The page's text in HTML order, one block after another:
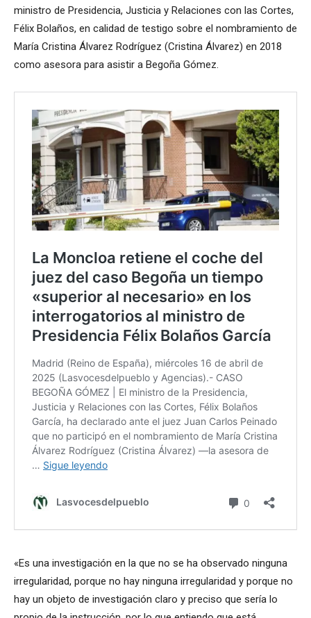
ministro de Presidencia, Justicia y Relaciones con las Cortes,
Félix Bolaños, en calidad de testigo sobre el nombramiento de
María Cristina Álvarez Rodríguez (Cristina Álvarez) en 2018
como asesora para asistir a Begoña Gómez.
«Es una investigación en la que no se ha observado ninguna
irregularidad, porque no hay ninguna irregularidad y porque no
hay un objeto de investigación claro y preciso que sería lo